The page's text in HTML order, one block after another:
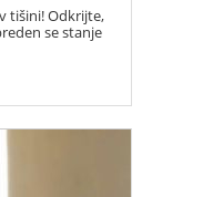
tišini! Odkrijte,
se stanje